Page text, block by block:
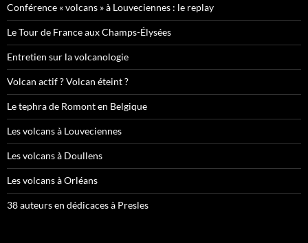
Conférence « volcans » à Louveciennes : le replay
Le Tour de France aux Champs-Élysées
Entretien sur la volcanologie
Volcan actif ? Volcan éteint ?
Le tephra de Romont en Belgique
Les volcans à Louveciennes
Les volcans à Doullens
Les volcans à Orléans
38 auteurs en dédicaces à Presles